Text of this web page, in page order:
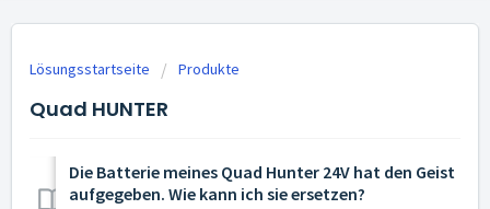
Lösungsstartseite Produkte
Quad HUNTER
Die Batterie meines Quad Hunter 24V hat den Geist
aufgegeben. Wie kann ich sie ersetzen?